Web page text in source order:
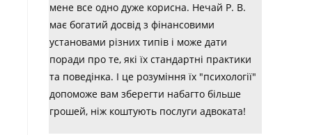
мене все одно дуже корисна. Нечай Р. В.
має богатий досвід з фінансовими
установами різних типів і може дати
поради про те, які їх стандартні практики
та поведінка. І це розуміння їх "психології"
допоможе вам зберегти набагто більше
грошей, ніж коштують послуги адвоката!